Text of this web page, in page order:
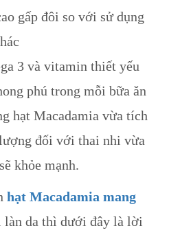
gấp đôi so với sử dụng
3 và vitamin thiết yếu
phú trong mỗi bữa ăn
hạt Macadamia vừa tích
đối với thai nhi vừa
khỏe mạnh.
hạt Macadamia mang
làn da thì dưới đây là lời